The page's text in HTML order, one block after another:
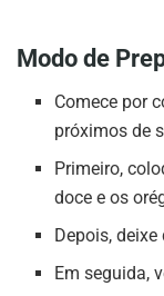
Modo de
Comece por
próximos de
Primeiro,
doce e os
Depois,
Em seguida,